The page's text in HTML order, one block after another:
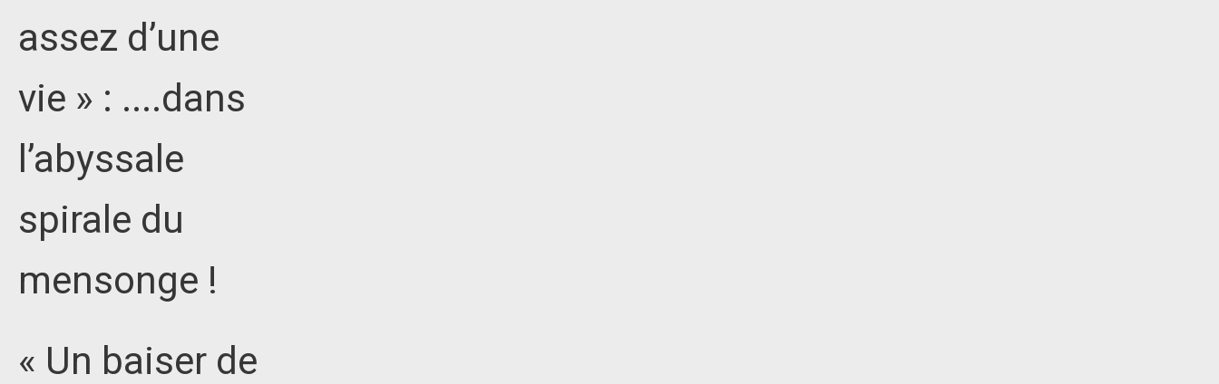
assez d’une
vie » : ....dans
l’abyssale
spirale du
mensonge !
« Un baiser de